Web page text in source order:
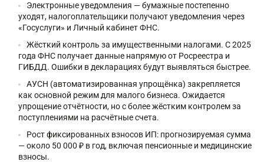
Электронные уведомления — бумажные постепенно
уходят, налогоплательщики получают уведомления через
«Госуслуги» и Личный кабинет ФНС.
Жёсткий контроль за имущественными налогами. С 2025
года ФНС получает данные напрямую от Росреестра и
ГИБДД. Ошибки в декларациях будут выявляться быстрее.
АУСН (автоматизированная упрощёнка) закрепляется
как основной режим для малого бизнеса. Ожидается
упрощение отчётности, но с более жёстким контролем за
поступлениями на расчётные счета.
Рост фиксированных взносов ИП: прогнозируемая сумма
— около 50 000 ₽ в год, включая пенсионные и медицинские
взносы.